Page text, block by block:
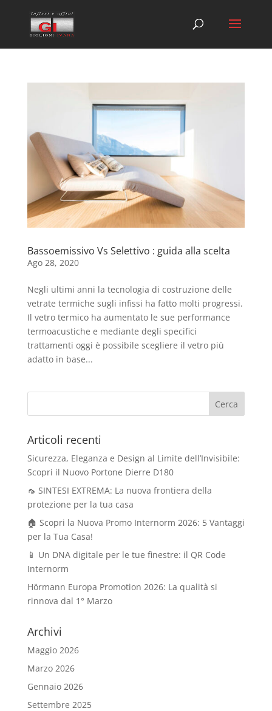
Bassoemissivo Vs Selettivo : guida alla scelta
Ago 28, 2020
Negli ultimi anni la tecnologia di costruzione delle
vetrate termiche sugli infissi ha fatto molti progressi.
Il vetro termico ha aumentato le sue performance
termoacustiche e mediante degli specifici
trattamenti oggi è possibile scegliere il vetro più
adatto in base...
Articoli recenti
Sicurezza, Eleganza e Design al Limite dell’Invisibile:
Scopri il Nuovo Portone Dierre D180
🦟 SINTESI EXTREMA: La nuova frontiera della
protezione per la tua casa
🏠 Scopri la Nuova Promo Internorm 2026: 5 Vantaggi
per la Tua Casa!
📱 Un DNA digitale per le tue finestre: il QR Code
Internorm
Hörmann Europa Promotion 2026: La qualità si
rinnova dal 1° Marzo
Archivi
Maggio 2026
Marzo 2026
Gennaio 2026
Settembre 2025